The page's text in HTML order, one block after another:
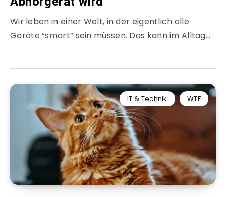
Wir leben in einer Welt, in der eigentlich alle
Geräte “smart” sein müssen. Das kann im Alltag…
IT & Technik WTF